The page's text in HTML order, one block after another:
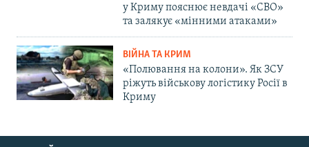
у Криму пояснює невдачі «СВО»
та залякує «мінними атаками»
ВІЙНА ТА КРИМ
«Полювання на колони». Як ЗСУ
ріжуть військову логістику Росії в
Криму